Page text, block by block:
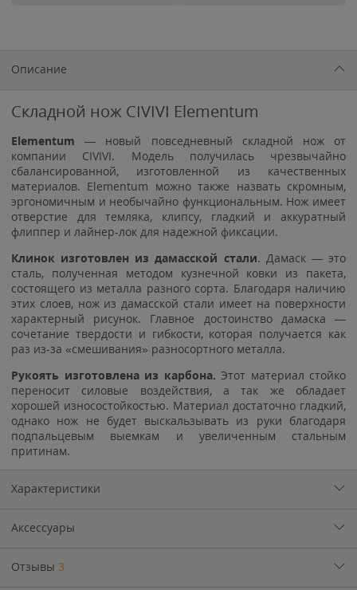
Описание
Складной нож CIVIVI Elementum
Elementum— новый повседневный складной нож от
компании CIVIVI. Модель получилась чрезвычайно
сбалансированной, изготовленной из качественных
материалов. Elementum можно также назвать скромным,
эргономичным и необычайно функциональным. Нож имеет
отверстие для темляка, клипсу, гладкий и аккуратный
флиппер и лайнер-лок для надежной фиксации.
Клинок изготовлен из дамасской стали. Дамаск — это
сталь, полученная методом кузнечной ковки из пакета,
состоящего из металла разного сорта. Благодаря наличию
этих слоев, нож из дамасской стали имеет на поверхности
характерный рисунок. Главное достоинство дамаска —
сочетание твердости и гибкости, которая получается как
раз из-за «смешивания» разносортного металла.
Рукоять изготовлена из карбона. Этот материал стойко
переносит силовые воздействия, а так же обладает
хорошей износостойкостью. Материал достаточно гладкий,
однако нож не будет выскальзывать из руки благодаря
подпальцевым выемкам и увеличенным стальным
притинам.
Характеристики
Аксессуары
Отзывы 3